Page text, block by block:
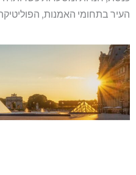
העיר בתחומי האמנות,